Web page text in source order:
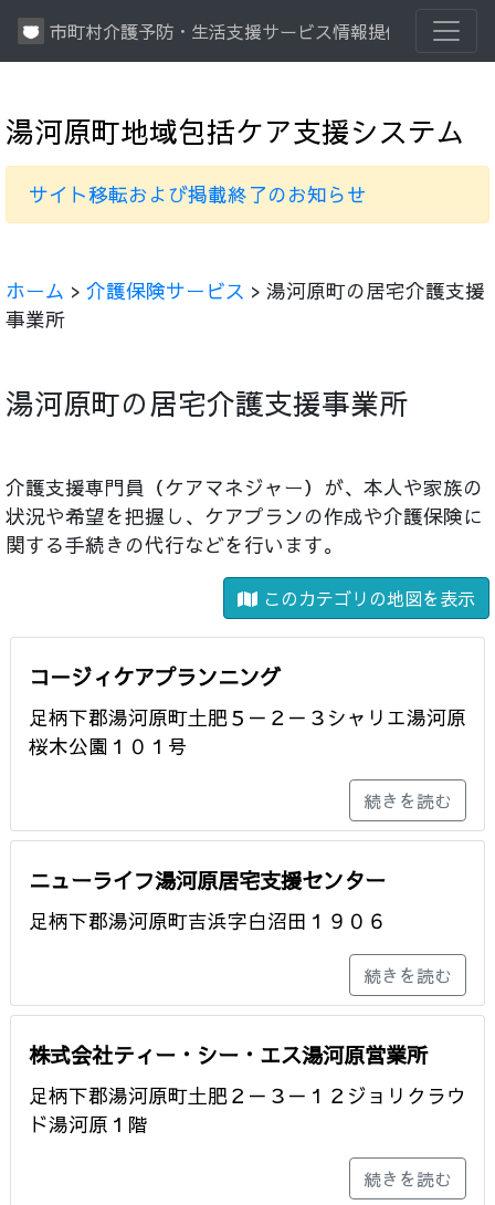
市町村介護予防・生活支援サービス情報提供システム
湯河原町地域包括ケア支援システム
サイト移転および掲載終了のお知らせ
ホーム > 介護保険サービス > 湯河原町の居宅介護支援
事業所
湯河原町の居宅介護支援事業所
介護支援専門員（ケアマネジャー）が、本人や家族の
状況や希望を把握し、ケアプランの作成や介護保険に
関する手続きの代行などを行います。
このカテゴリの地図を表示
コ－ジィケアプランニング
足柄下郡湯河原町土肥５－２－３シャリエ湯河原
桜木公園１０１号
続きを読む
ニューライフ湯河原居宅支援センター
足柄下郡湯河原町吉浜字白沼田１９０６
続きを読む
株式会社ティー・シー・エス湯河原営業所
足柄下郡湯河原町土肥２－３－１２ジョリクラウ
ド湯河原１階
続きを読む